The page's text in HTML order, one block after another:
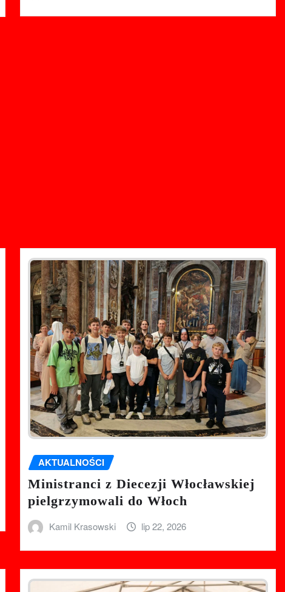
AKTUALNOŚCI
Ministranci z Diecezji Włocławskiej
pielgrzymowali do Włoch
Kamil Krasowski lip 22, 2026